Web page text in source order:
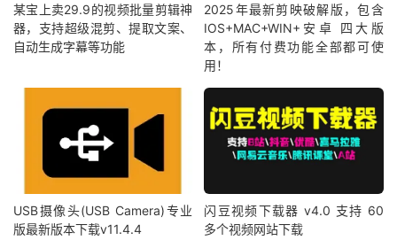
某宝上卖29.9的视频批量剪辑神
器，支持超级混剪、提取文案、
自动生成字幕等功能
2025年最新剪映破解版，包含
IOS+MAC+WIN+安卓 四大版
本，所有付费功能全部都可使
用！
USB摄像头(USB Camera)专业
版最新版本下载v11.4.4
闪豆视频下载器 v4.0 支持 60
多个视频网站下载